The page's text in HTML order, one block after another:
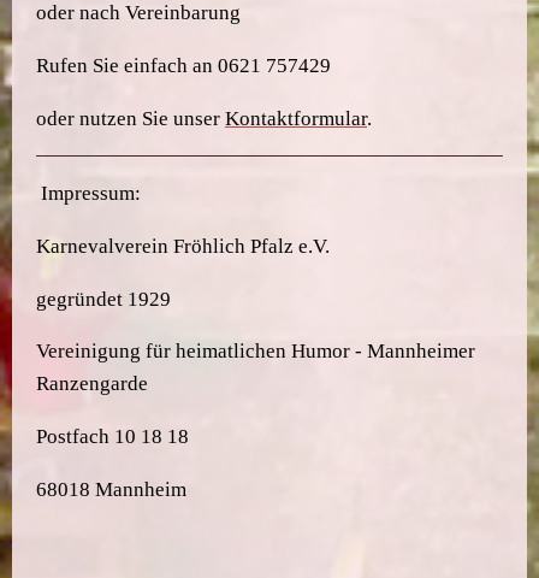
oder nach Vereinbarung
Rufen Sie einfach an 0621 757429
oder nutzen Sie unser Kontaktformular.
Impressum:
Karnevalverein Fröhlich Pfalz e.V.
gegründet 1929
Vereinigung für heimatlichen Humor - Mannheimer
Ranzengarde
Postfach 10 18 18
68018 Mannheim